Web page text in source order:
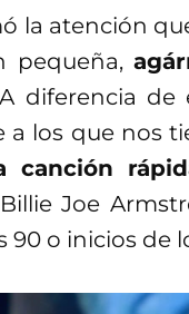
la atención
pequeña,
diferencia de
los que nos
canción
Joe
90 o inicios de